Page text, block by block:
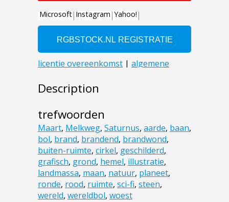
Description
trefwoorden
Maart, Melkweg, Saturnus, aarde, baan,
bol, brand, brandend, brandwond,
buiten-ruimte, cirkel, geschilderd,
grafisch, grond, hemel, illustratie,
landmassa, maan, natuur, planeet,
ronde, rood, ruimte, sci-fi, steen,
wereld, wereldbol, woest